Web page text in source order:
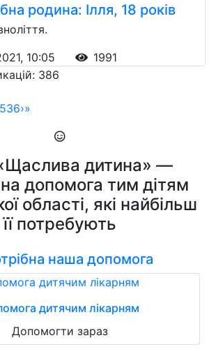
родина: Ілля, 18 років
10:05
1991
386
36›»
дитина» —
допомога тим дітям
області, які найбільш
її потребують
наша допомога
дитячим лікарням
Допомогти зараз